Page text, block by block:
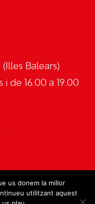
(Illes Balears)
i de 16.00 a 19.00
us donem la millor
utilitzant aquest